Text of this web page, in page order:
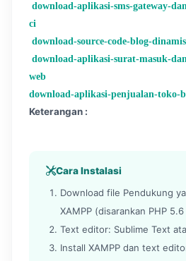
download-aplikasi-sms-gateway-
ci
download-source-code-blog-
download-aplikasi-surat-masuk-
web
download-aplikasi-penjualan-toko-
Keterangan :
Cara Instalasi
Download file Pendukung
XAMPP (disarankan PHP
Text editor: Sublime Text
Install XAMPP dan text